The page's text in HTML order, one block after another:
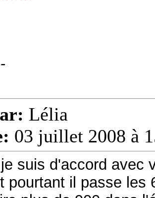
Lélia
03 juillet 2008 à
suis d'accord avec
pourtant il passe les